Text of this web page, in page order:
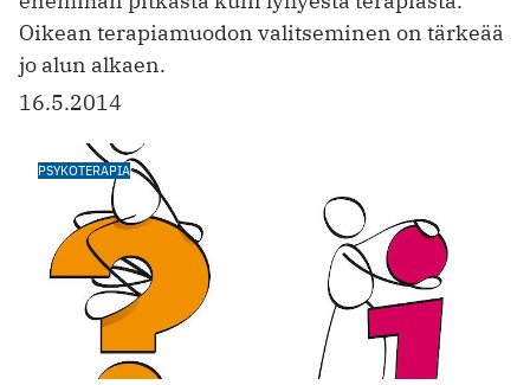
Oikean terapiamuodon valitseminen on tärkeää
jo alun alkaen.
16.5.2014
PSYKOTERAPIA